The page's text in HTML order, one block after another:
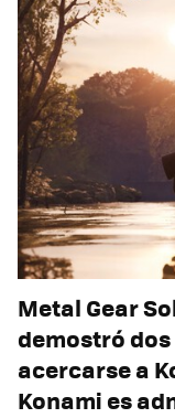
Metal Gear
demostró
acercarse a
Konami es